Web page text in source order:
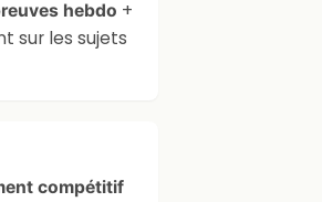
hebdo +
sur les sujets
compétitif